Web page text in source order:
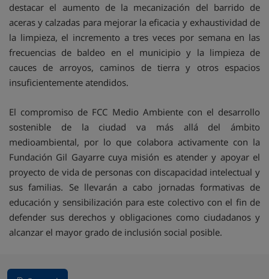
destacar el aumento de la mecanización del barrido de
aceras y calzadas para mejorar la eficacia y exhaustividad de
la limpieza, el incremento a tres veces por semana en las
frecuencias de baldeo en el municipio y la limpieza de
cauces de arroyos, caminos de tierra y otros espacios
insuficientemente atendidos.
El compromiso de FCC Medio Ambiente con el desarrollo
sostenible de la ciudad va más allá del ámbito
medioambiental, por lo que colabora activamente con la
Fundación Gil Gayarre cuya misión es atender y apoyar el
proyecto de vida de personas con discapacidad intelectual y
sus familias. Se llevarán a cabo jornadas formativas de
educación y sensibilización para este colectivo con el fin de
defender sus derechos y obligaciones como ciudadanos y
alcanzar el mayor grado de inclusión social posible.